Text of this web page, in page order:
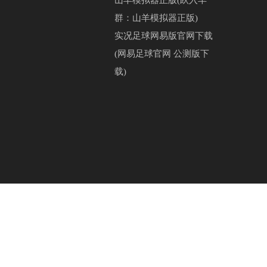
群：山羊模拟器正版)
实况足球网易版官网下载
(网易足球官网 公测版下
载)